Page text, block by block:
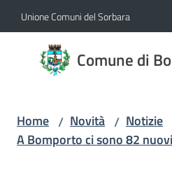
Vai al contenuto
Vai alla navigazione
Vai al footer
Unione Comuni del Sorbara
Comune di
Comune
di
Amministrazione
Home / Novità / Notizie
A Bomporto ci sono 82